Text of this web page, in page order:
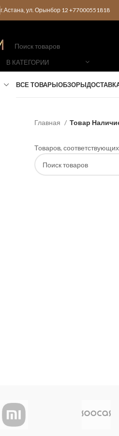
г.Астана, ул. Орынбор 12 +77000551818
В КАТЕГОРИИ
ВСЕ ТОВАРЫОБЗОРЫ
Главная Товар
Товаров,